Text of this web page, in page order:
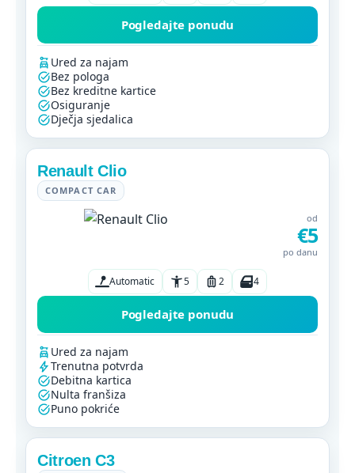
Pogledajte ponudu
Ured za najam
Bez pologa
Bez kreditne kartice
Osiguranje
Dječja sjedalica
Renault Clio
COMPACT CAR
od
€5
po danu
Automatic 5 2 4
Pogledajte ponudu
Ured za najam
Trenutna potvrda
Debitna kartica
Nulta franšiza
Puno pokriće
Citroen C3